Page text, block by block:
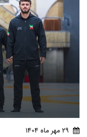
29 مهر ماه 1404